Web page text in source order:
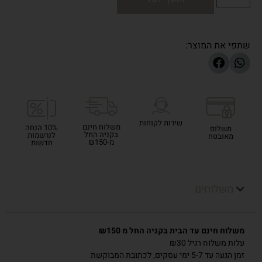
שתפי את המוצר:
תשלום
מאובטח
שירות לקוחות משלוח חינם
בקניה החל
מ-₪150
10% הנחה
לנרשמות
חדשות
משלוח חינם עד הבית בקניה החל מ ₪150
עלות משלוח רגיל ₪30
זמן הגעה עד 5-7 ימי עסקים, לכתובת המבוקשת